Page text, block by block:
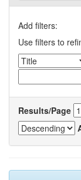
Add filters:
Use filters to
Results/Page